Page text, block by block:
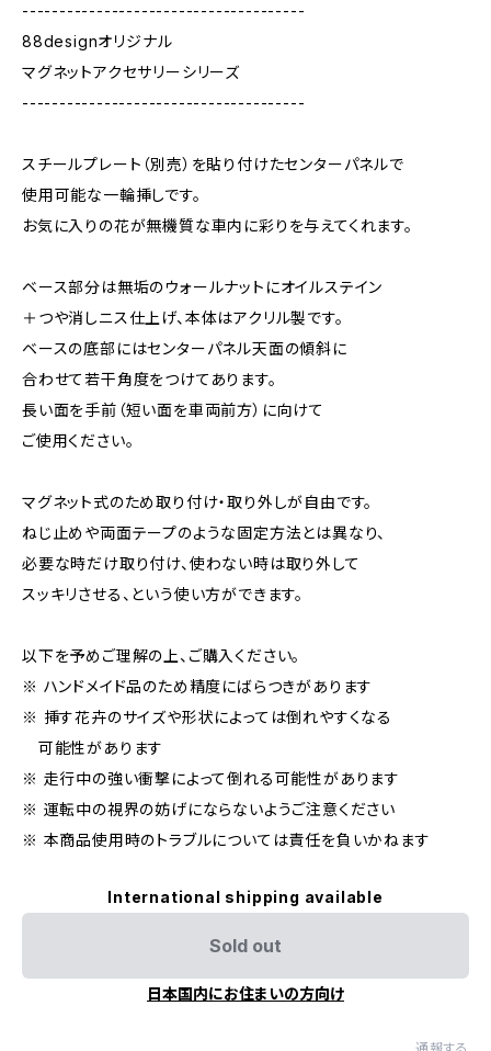
--------------------------------------
88designオリジナル
マグネットアクセサリーシリーズ
--------------------------------------
スチールプレート（別売）を貼り付けたセンターパネルで
使用可能な一輪挿しです。
お気に入りの花が無機質な車内に彩りを与えてくれます。
ベース部分は無垢のウォールナットにオイルステイン
＋つや消しニス仕上げ、本体はアクリル製です。
ベースの底部にはセンターパネル天面の傾斜に
合わせて若干角度をつけてあります。
長い面を手前（短い面を車両前方）に向けて
ご使用ください。
マグネット式のため取り付け・取り外しが自由です。
ねじ止めや両面テープのような固定方法とは異なり、
必要な時だけ取り付け、使わない時は取り外して
スッキリさせる、という使い方ができます。
以下を予めご理解の上、ご購入ください。
※ ハンドメイド品のため精度にばらつきがあります
※ 挿す花卉のサイズや形状によっては倒れやすくなる
可能性があります
※ 走行中の強い衝撃によって倒れる可能性があります
※ 運転中の視界の妨げにならないようご注意ください
※ 本商品使用時のトラブルについては責任を負いかねます
International shipping available
Sold out
日本国内にお住まいの方向け